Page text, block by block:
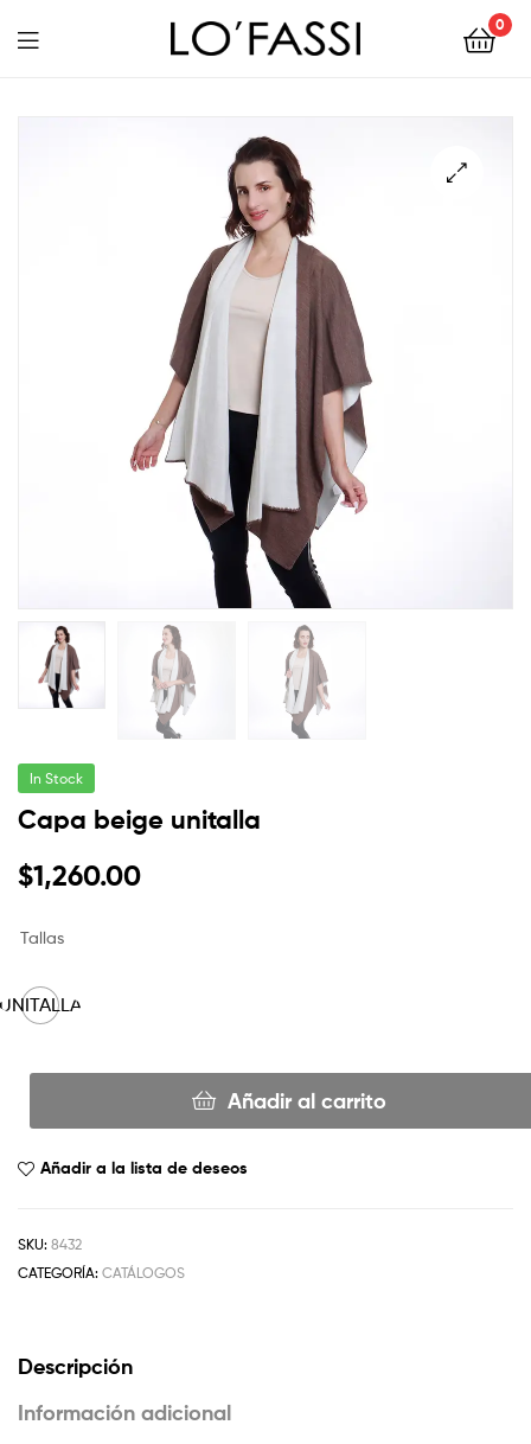
0
In Stock
Capa beige unitalla
$1,260.00
Tallas
UNITALLA
Añadir al carrito
Añadir a la lista de deseos
SKU: 8432
CATEGORÍA: CATÁLOGOS
Descripción
Información adicional